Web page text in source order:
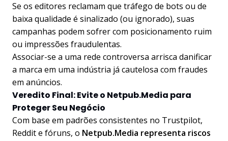
Se os editores reclamam que tráfego de bots ou de
baixa qualidade é sinalizado (ou ignorado), suas
campanhas podem sofrer com posicionamento ruim
ou impressões fraudulentas.
Associar-se a uma rede controversa arrisca danificar
a marca em uma indústria já cautelosa com fraudes
em anúncios.
Veredito Final: Evite o Netpub.Media para
Proteger Seu Negócio
Com base em padrões consistentes no Trustpilot,
Reddit e fóruns, o Netpub.Media representa riscos